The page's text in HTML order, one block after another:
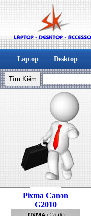
Laptop Desktop
Pixma Canon
G2010